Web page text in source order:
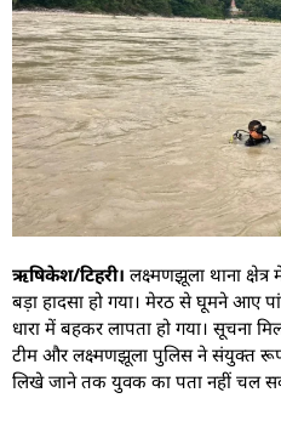
ऋषिकेश/टिहरी। लक्ष्मणझूला थाना क्षेत्र
बड़ा हादसा हो गया। मेरठ से घूमने आए
धारा में बहकर लापता हो गया। सूचना
टीम और लक्ष्मणझूला पुलिस ने संयुक्त
लिखे जाने तक युवक का पता नहीं चल